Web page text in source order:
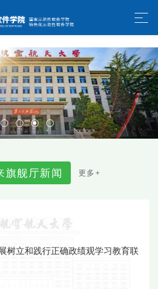
旗舰 厅新闻 更 多 +
树立和践行正确政绩观学习教育联